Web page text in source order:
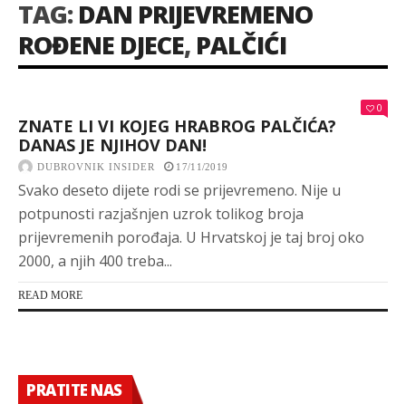
TAG:DAN PRIJEVREMENO
ROĐENE DJECE, PALČIĆI
0
ZNATE LI VI KOJEG HRABROG PALČIĆA?
DANAS JE NJIHOV DAN!
DUBROVNIK INSIDER 17/11/2019
Svako deseto dijete rodi se prijevremeno. Nije u
potpunosti razjašnjen uzrok tolikog broja
prijevremenih porođaja. U Hrvatskoj je taj broj oko
2000, a njih 400 treba...
READ MORE
PRATITE NAS